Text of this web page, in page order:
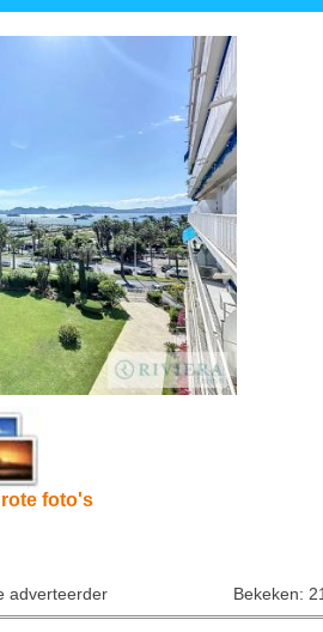
foto's
adverteerder Bekeken: